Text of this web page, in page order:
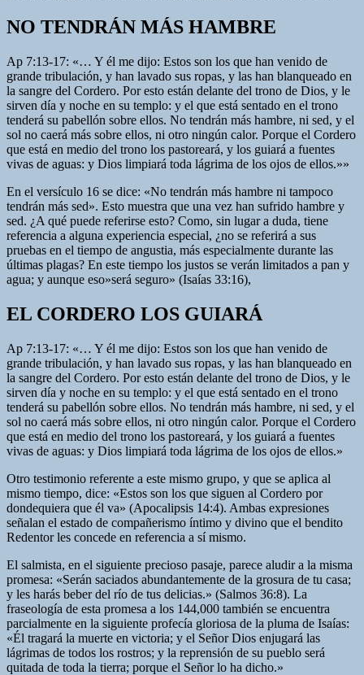
NO TENDRÁN MÁS HAMBRE
Ap 7:13-17: «… Y él me dijo: Estos son los que han venido de
grande tribulación, y han lavado sus ropas, y las han blanqueado en
la sangre del Cordero. Por esto están delante del trono de Dios, y le
sirven día y noche en su templo: y el que está sentado en el trono
tenderá su pabellón sobre ellos. No tendrán más hambre, ni sed, y el
sol no caerá más sobre ellos, ni otro ningún calor. Porque el Cordero
que está en medio del trono los pastoreará, y los guiará a fuentes
vivas de aguas: y Dios limpiará toda lágrima de los ojos de ellos.»»
En el versículo 16 se dice: «No tendrán más hambre ni tampoco
tendrán más sed». Esto muestra que una vez han sufrido hambre y
sed. ¿A qué puede referirse esto? Como, sin lugar a duda, tiene
referencia a alguna experiencia especial, ¿no se referirá a sus
pruebas en el tiempo de angustia, más especialmente durante las
últimas plagas? En este tiempo los justos se verán limitados a pan y
agua; y aunque eso»será seguro» (Isaías 33:16),
EL CORDERO LOS GUIARÁ
Ap 7:13-17: «… Y él me dijo: Estos son los que han venido de
grande tribulación, y han lavado sus ropas, y las han blanqueado en
la sangre del Cordero. Por esto están delante del trono de Dios, y le
sirven día y noche en su templo: y el que está sentado en el trono
tenderá su pabellón sobre ellos. No tendrán más hambre, ni sed, y el
sol no caerá más sobre ellos, ni otro ningún calor. Porque el Cordero
que está en medio del trono los pastoreará, y los guiará a fuentes
vivas de aguas: y Dios limpiará toda lágrima de los ojos de ellos.»
Otro testimonio referente a este mismo grupo, y que se aplica al
mismo tiempo, dice: «Estos son los que siguen al Cordero por
dondequiera que él va» (Apocalipsis 14:4). Ambas expresiones
señalan el estado de compañerismo íntimo y divino que el bendito
Redentor les concede en referencia a sí mismo.
El salmista, en el siguiente precioso pasaje, parece aludir a la misma
promesa: «Serán saciados abundantemente de la grosura de tu casa;
y les harás beber del río de tus delicias.» (Salmos 36:8). La
fraseología de esta promesa a los 144,000 también se encuentra
parcialmente en la siguiente profecía gloriosa de la pluma de Isaías:
«Él tragará la muerte en victoria; y el Señor Dios enjugará las
lágrimas de todos los rostros; y la reprensión de su pueblo será
quitada de toda la tierra; porque el Señor lo ha dicho.»